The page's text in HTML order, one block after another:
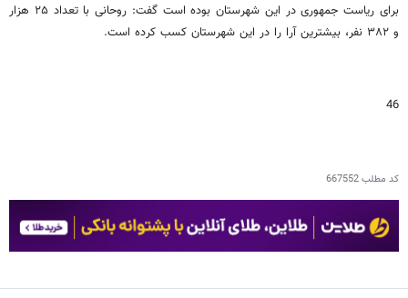
برای ریاست جمهوری در این شهرستان بوده است گفت: روحانی با تعداد ۲۵ هزار
و ۳۸۲ نفر، بیشترین آرا را در این شهرستان کسب کرده است.
46
کد مطلب667552